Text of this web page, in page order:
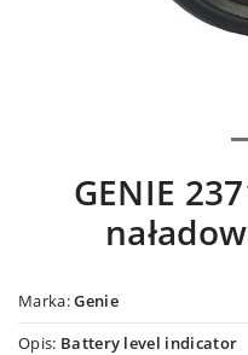
GENIE
Marka:Genie
Opis: Battery level indicator